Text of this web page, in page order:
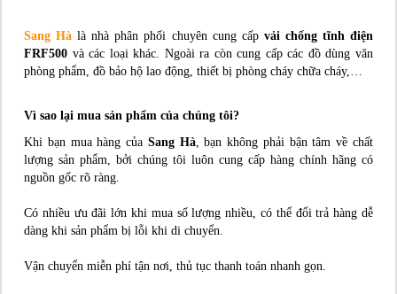
Sang Hà là nhà phân phối chuyên cung cấp vải chống tĩnh điện
FRF500 và các loại khác. Ngoài ra còn cung cấp các đồ dùng văn
phòng phẩm, đồ bảo hộ lao động, thiết bị phòng cháy chữa cháy,…
Vì sao lại mua sản phẩm của chúng tôi?
Khi bạn mua hàng của Sang Hà, bạn không phải bận tâm về chất
lượng sản phẩm, bởi chúng tôi luôn cung cấp hàng chính hãng có
nguồn gốc rõ ràng.
Có nhiều ưu đãi lớn khi mua số lượng nhiều, có thể đổi trả hàng dễ
dàng khi sản phẩm bị lỗi khi di chuyển.
Vận chuyển miễn phí tận nơi, thủ tục thanh toán nhanh gọn.